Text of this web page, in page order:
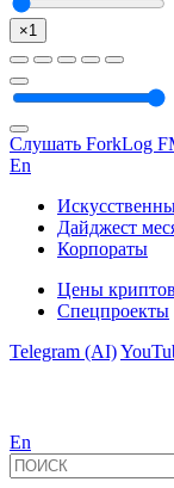
×1
Слушать ForkLog
En
Дайджест
Корпораты
Цены
Спецпроекты
Telegram (AI)
En